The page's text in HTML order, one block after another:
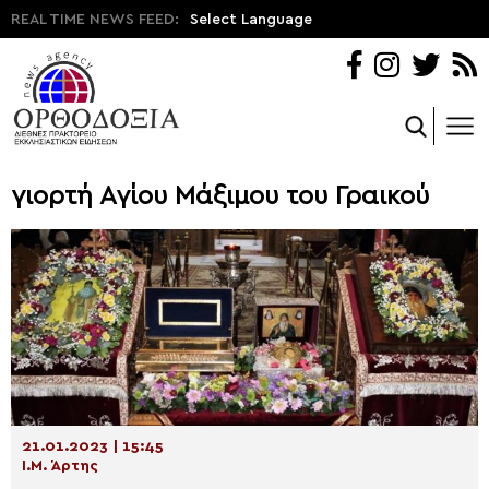
REAL TIME NEWS FEED: Select Language
γιορτή Αγίου Μάξιμου του Γραικού
21.01.2023 | 15:45
Ι.Μ. Άρτης